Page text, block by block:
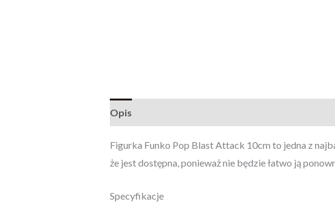
Opis
Figurka Funko Pop Blast Attack 10cm to jedna z
że jest dostępna, ponieważ nie będzie łatwo ją
Specyfikacje